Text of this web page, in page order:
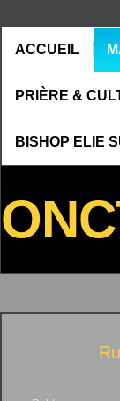
ACCUEIL
PRIÈRE &
BISHOP ELIE